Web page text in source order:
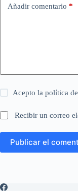
Añadir comentario *
Acepto lapolítica
Recibir un correo
Publicar el